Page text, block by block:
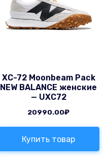
XC-72 Moonbeam Pack
NEW BALANCE женские
— UXC72
20990.00₽
Купить товар